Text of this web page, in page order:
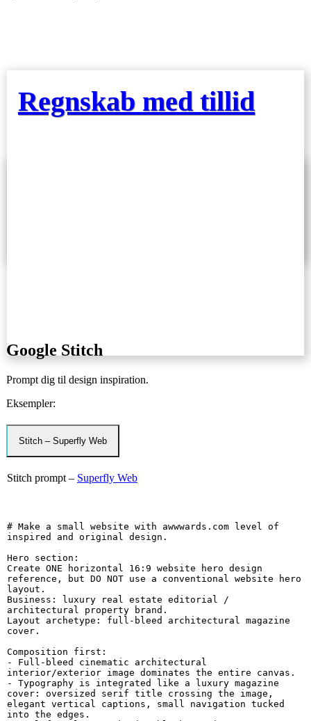
Regnskab med tillid
Google Stitch
Prompt dig til design inspiration.
Eksempler:
Stitch – Superfly Web
Stitch prompt – Superfly Web
# Make a small website with awwwards.com level of
inspired and original design.
Hero section:
Create ONE horizontal 16:9 website hero design
reference, but DO NOT use a conventional website hero
layout.
Business: luxury real estate editorial /
architectural property brand.
Layout archetype: full-bleed architectural magazine
cover.
Composition first:
- Full-bleed cinematic architectural
interior/exterior image dominates the entire canvas.
- Typography is integrated like a luxury magazine
cover: oversized serif title crossing the image,
elegant vertical captions, small navigation tucked
into the edges.